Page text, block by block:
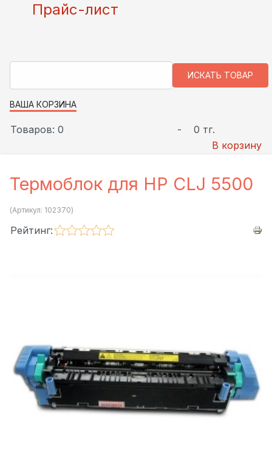
Прайс-лист
ВАША КОРЗИНА
Товаров: 0 -
0 тг.
В корзину
Термоблок для HP CLJ 5500
(Артикул: 102370)
Рейтинг: